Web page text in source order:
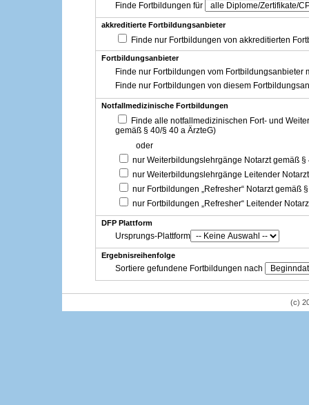
Finde Fortbildungen für
akkreditierte Fortbildungsanbieter
Finde nur Fortbildungen von akkreditierten
Fortbildungsanbieter
Finde nur Fortbildungen vom Fortbildungsanbieter
Finde nur Fortbildungen von diesem
Notfallmedizinische Fortbildungen
Finde alle notfallmedizinischen Fort- und
gemäß § 40/§ 40 a ÄrzteG)
oder
nur Weiterbildungslehrgänge Notarzt gemäß §
nur Weiterbildungslehrgänge Leitender
nur Fortbildungen „Refresher“ Notarzt gemäß
nur Fortbildungen „Refresher“ Leitender
DFP Plattform
Ursprungs-Plattform
Ergebnisreihenfolge
Sortiere gefundene Fortbildungen nach
(c)